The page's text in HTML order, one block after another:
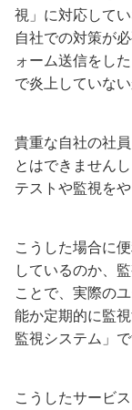
視」に対応して
自社での対策が
ォーム送信をし
で炎上していな
貴重な自社の社
とはできません
テストや監視を
こうした場合に
しているのか、
ことで、実際の
能か定期的に監
監視システム」で
こうしたサービ